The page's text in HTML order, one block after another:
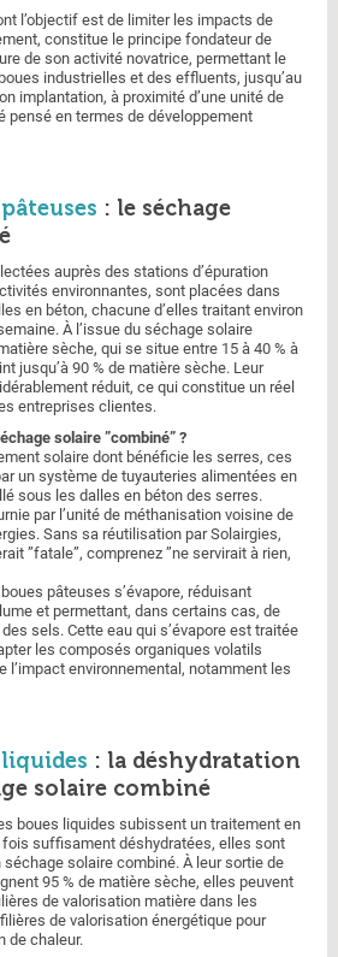
l’objectif est de limiter les impacts de
constitue le principe fondateur de
de son activité novatrice, permettant le
industrielles et des effluents, jusqu’au
implantation, à proximité d’une unité de
pensé en termes de développement
: le séchage
auprès des stations d’épuration
environnantes, sont placées dans
en béton, chacune d’elles traitant environ
À l’issue du séchage solaire
sèche, qui se situe entre 15 à 40 % à
jusqu’à 90 % de matière sèche. Leur
réduit, ce qui constitue un réel
entreprises clientes.
solaire ”combiné” ?
solaire dont bénéficie les serres, ces
un système de tuyauteries alimentées en
sous les dalles en béton des serres.
par l’unité de méthanisation voisine de
Sans sa réutilisation par Solairgies,
”fatale”, comprenez ”ne servirait à rien,
pâteuses s’évapore, réduisant
et permettant, dans certains cas, de
sels. Cette eau qui s’évapore est traitée
les composés organiques volatils
l’impact environnemental, notamment les
: la déshydratation
solaire combiné
boues liquides subissent un traitement en
suffisament déshydratées, elles sont
solaire combiné. À leur sortie de
95 % de matière sèche, elles peuvent
de valorisation matière dans les
de valorisation énergétique pour
de chaleur.